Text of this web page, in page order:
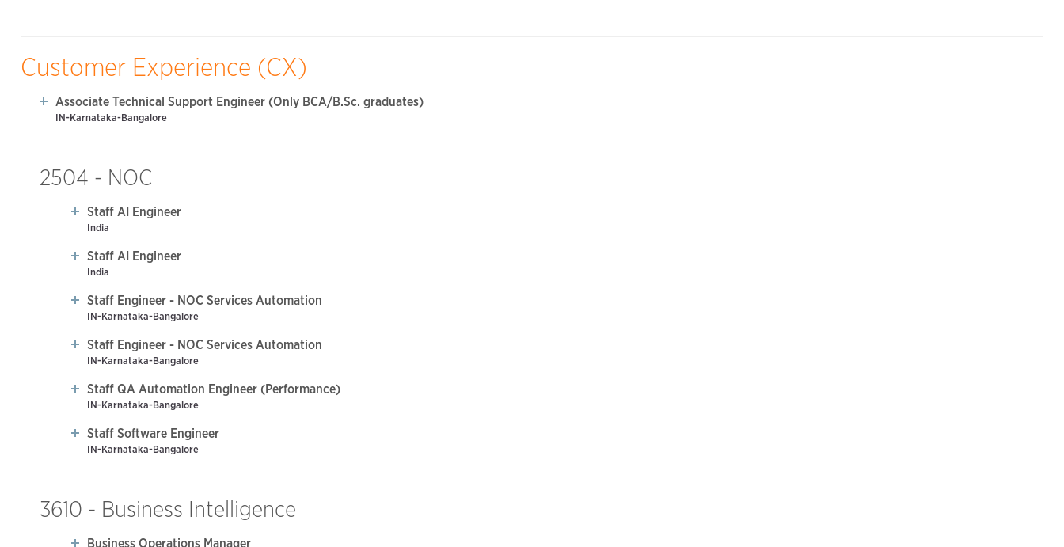
Customer Experience (CX)
Associate Technical Support Engineer (Only BCA/B.Sc. graduates)
IN-Karnataka-Bangalore
2504 - NOC
Staff AI Engineer
India
Staff AI Engineer
India
Staff Engineer - NOC Services Automation
IN-Karnataka-Bangalore
Staff Engineer - NOC Services Automation
IN-Karnataka-Bangalore
Staff QA Automation Engineer (Performance)
IN-Karnataka-Bangalore
Staff Software Engineer
IN-Karnataka-Bangalore
3610 - Business Intelligence
Business Operations Manager